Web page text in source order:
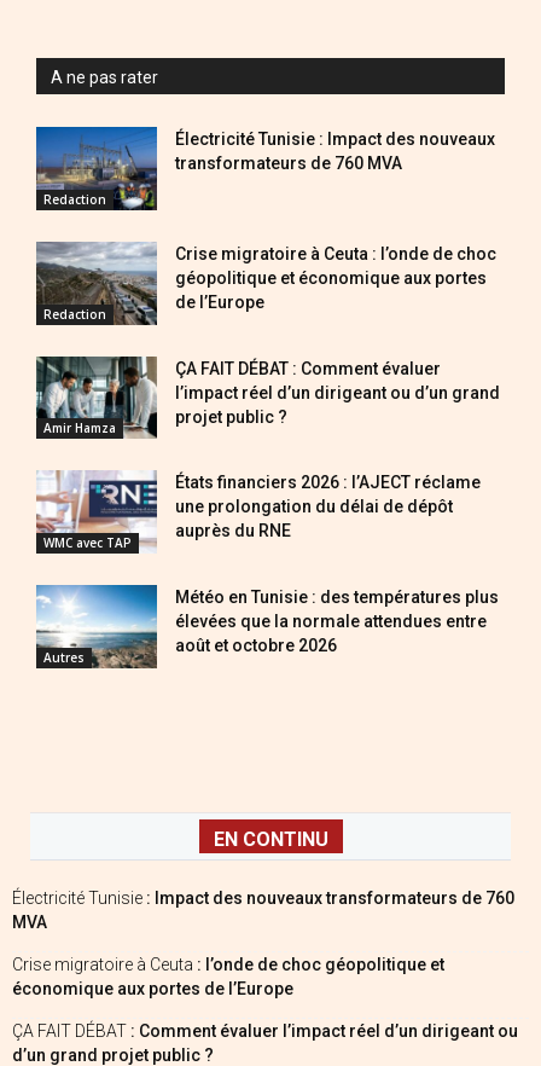
A ne pas rater
Redaction
Électricité Tunisie : Impact des nouveaux
transformateurs de 760 MVA
Redaction
Crise migratoire à Ceuta : l’onde de choc
géopolitique et économique aux portes
de l’Europe
Amir Hamza
ÇA FAIT DÉBAT : Comment évaluer
l’impact réel d’un dirigeant ou d’un grand
projet public ?
WMC avec TAP
États financiers 2026 : l’AJECT réclame
une prolongation du délai de dépôt
auprès du RNE
Autres
Météo en Tunisie : des températures plus
élevées que la normale attendues entre
août et octobre 2026
EN CONTINU
Électricité Tunisie : Impact des nouveaux transformateurs de 760
MVA
Crise migratoire à Ceuta : l’onde de choc géopolitique et
économique aux portes de l’Europe
ÇA FAIT DÉBAT : Comment évaluer l’impact réel d’un dirigeant ou
d’un grand projet public ?